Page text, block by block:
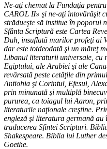
Ne-aţi chemat la Fundaţia
CAROL II» şi ne-aţi întovărăşit
strădueşte să institue în poporul
Sfânta Scriptură este Cartea
Duh, insuflată marilor profeţi ai
dar este totdeodată şi un măreţ
Libanul literaturii universale, cu
Egiptului, ale Arabiei şi ale
revărsată peste cetăţile din
Antiohia şi Corintul, Efesul,
prin minunată şi multiplă
pururea, ca toiagul lui Aaron,
literaturile naţionale creştine.
engleză şi literatura germană
traducerea Sfintei Scripturi.
Shakespeare. Biblia lui Luther
Goethe.